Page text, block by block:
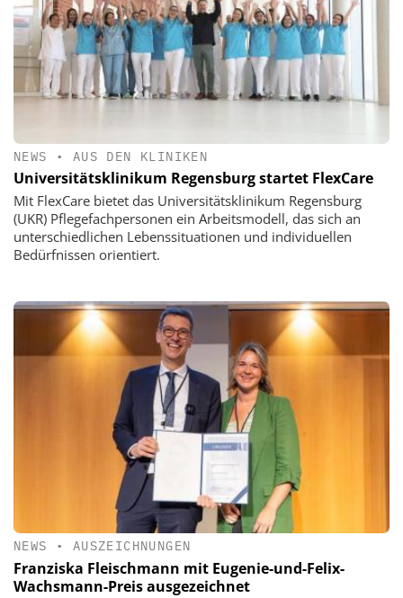
NEWS • AUS DEN KLINIKEN
Universitätsklinikum Regensburg startet FlexCare
Mit FlexCare bietet das Universitätsklinikum Regensburg
(UKR) Pflegefachpersonen ein Arbeitsmodell, das sich an
unterschiedlichen Lebenssituationen und individuellen
Bedürfnissen orientiert.
NEWS • AUSZEICHNUNGEN
Franziska Fleischmann mit Eugenie-und-Felix-
Wachsmann-Preis ausgezeichnet